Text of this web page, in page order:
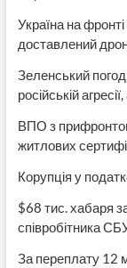
Україна на
доставлений
Зеленський
російській
ВПО з
житлових
Корупція у
$68 тис. хабаря
співробітника
За переплату 12